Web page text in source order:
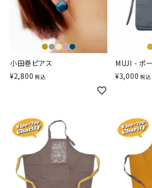
小田巻ピアス
¥2,800 税込
MUJI - ポ
¥3,000 税込